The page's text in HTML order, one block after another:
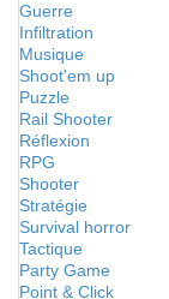
Guerre
Infiltration
Musique
Shoot'em up
Puzzle
Rail Shooter
Réflexion
RPG
Shooter
Stratégie
Survival horror
Tactique
Party Game
Point & Click